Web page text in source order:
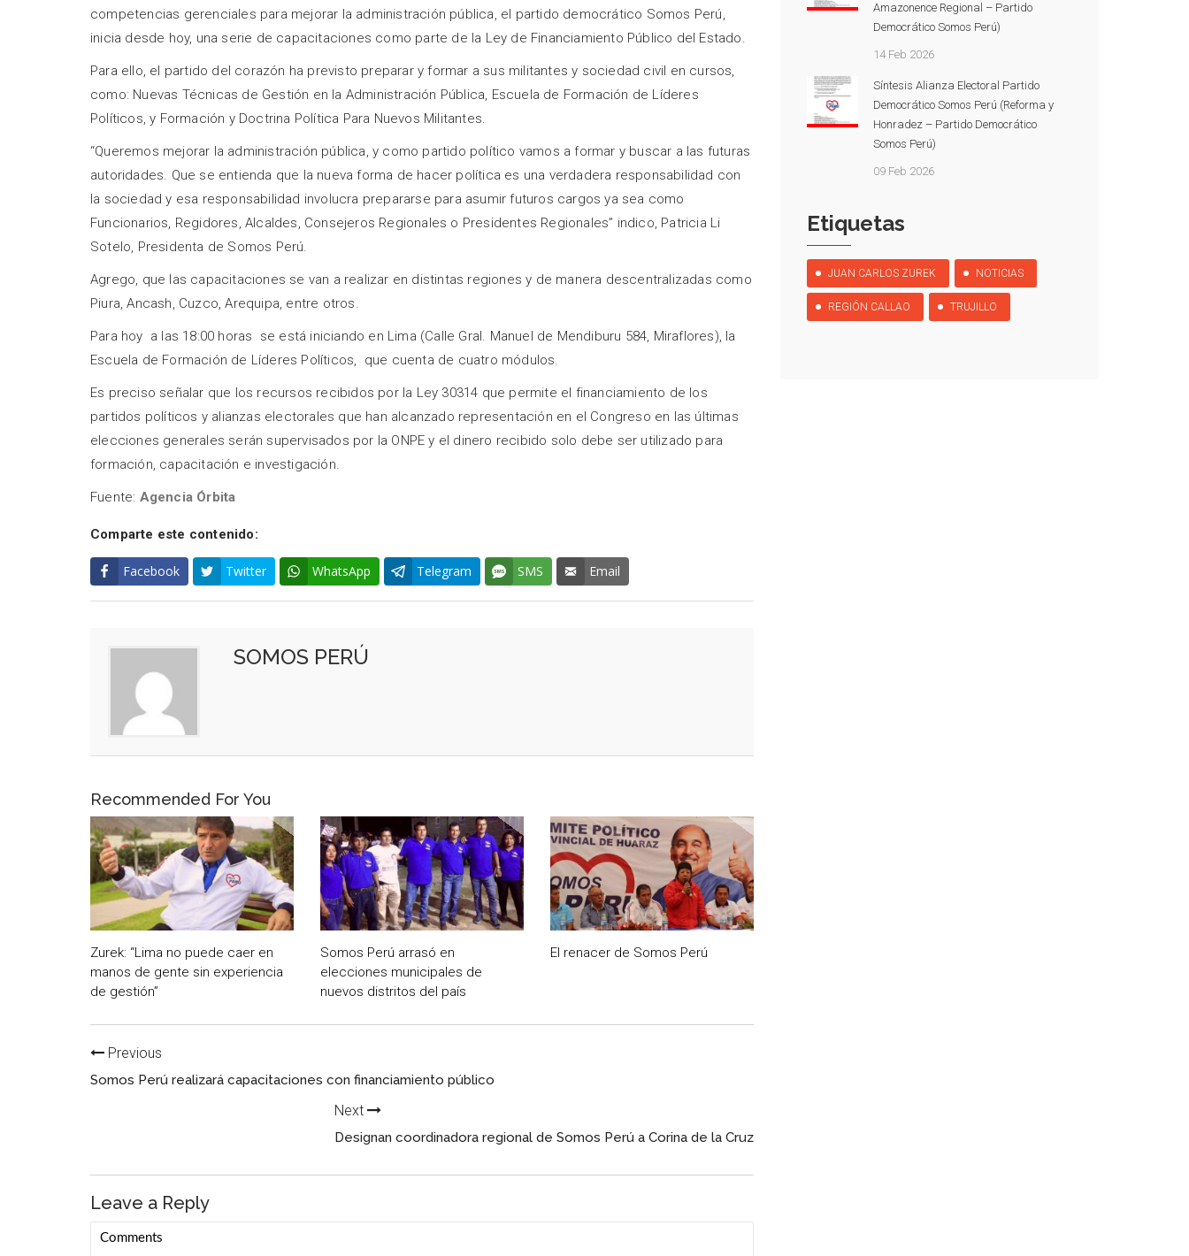
competencias gerenciales para mejorar la administración pública, el partido democrático Somos Perú,
inicia desde hoy, una serie de capacitaciones como parte de la Ley de Financiamiento Público del Estado.
Para ello, el partido del corazón ha previsto preparar y formar a sus militantes y sociedad civil en cursos,
como: Nuevas Técnicas de Gestión en la Administración Pública, Escuela de Formación de Líderes
Políticos, y Formación y Doctrina Política Para Nuevos Militantes.
“Queremos mejorar la administración pública, y como partido político vamos a formar y buscar a las futuras
autoridades. Que se entienda que la nueva forma de hacer política es una verdadera responsabilidad con
la sociedad y esa responsabilidad involucra prepararse para asumir futuros cargos ya sea como
Funcionarios, Regidores, Alcaldes, Consejeros Regionales o Presidentes Regionales” indico, Patricia Li
Sotelo, Presidenta de Somos Perú.
Agrego, que las capacitaciones se van a realizar en distintas regiones y de manera descentralizadas como
Piura, Ancash, Cuzco, Arequipa, entre otros.
Para hoy a las 18:00 horas se está iniciando en Lima (Calle Gral. Manuel de Mendiburu 584, Miraflores), la
Escuela de Formación de Líderes Políticos, que cuenta de cuatro módulos.
Es preciso señalar que los recursos recibidos por la Ley 30314 que permite el financiamiento de los
partidos políticos y alianzas electorales que han alcanzado representación en el Congreso en las últimas
elecciones generales serán supervisados por la ONPE y el dinero recibido solo debe ser utilizado para
formación, capacitación e investigación.
Fuente: Agencia Órbita
Comparte este contenido:
Facebook Twitter WhatsApp Telegram SMS Email
SOMOS PERÚ
Recommended For You
Zurek: “Lima no puede caer en
manos de gente sin experiencia
de gestión”
Somos Perú arrasó en
elecciones municipales de
nuevos distritos del país
El renacer de Somos Perú
Previous
Somos Perú realizará capacitaciones con financiamiento público
Next
Designan coordinadora regional de Somos Perú a Corina de la Cruz
Leave a Reply
Amazonence Regional – Partido
Democrático Somos Perú)
14 Feb 2026
Síntesis Alianza Electoral Partido
Democrático Somos Perú (Reforma y
Honradez – Partido Democrático
Somos Perú)
09 Feb 2026
Etiquetas
JUAN CARLOS ZUREK NOTICIAS
REGIÓN CALLAO TRUJILLO